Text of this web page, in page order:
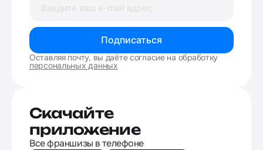
Подписаться
Оставляя почту, вы даёте согласие на обработку
персональных данных
Скачайте
приложение
Все франшизы в телефоне